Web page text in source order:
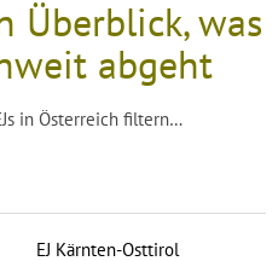
Überblick, was
abgeht
in Österreich filtern…
EJ Kärnten-Osttirol